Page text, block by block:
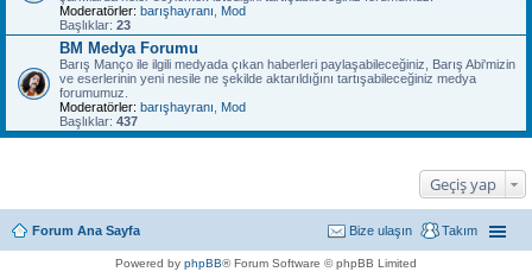
Moderatörler: barışhayranı
Mod
Başlıklar: 23
BM Medya Forumu
Barış Manço ile ilgili medyada çıkan haberleri paylaşabileceğiniz, Barış Abi'mizin
ve eserlerinin yeni nesile ne şekilde aktarıldığını tartışabileceğiniz medya
forumumuz.
Moderatörler: barışhayranı
Mod
Başlıklar: 437
Geçiş yap
Forum Ana Sayfa Takım
Bize ulaşın
Powered by phpBB® Forum Software © phpBB Limited